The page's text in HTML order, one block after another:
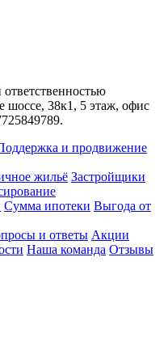
шоссе, 38к1, 5 этаж, офис
и продвижение
жильё Застройщики
Сумма ипотеки Выгода от
и ответы Акции
Наша команда Отзывы